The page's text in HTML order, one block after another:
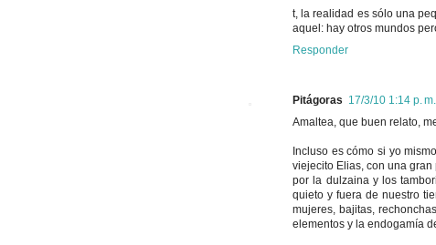
t, la realidad es sólo una
aquel: hay otros mundos
Responder
Pitágoras 17/3/10 1:14 p. m.
Amaltea, que buen relato,
Incluso es cómo si yo
viejecito Elias, con una
por la dulzaina y los
quieto y fuera de nuestro
mujeres, bajitas,
elementos y la endogamía